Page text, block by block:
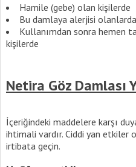
Hamile (gebe) olan kişilerde
Bu damlaya alerjisi olanlarda
Kullanımdan sonra hemen
kişilerde
Netira Göz Damlası
İçeriğindeki maddelere karşı
ihtimali vardır. Ciddi yan etkiler
irtibata geçin.